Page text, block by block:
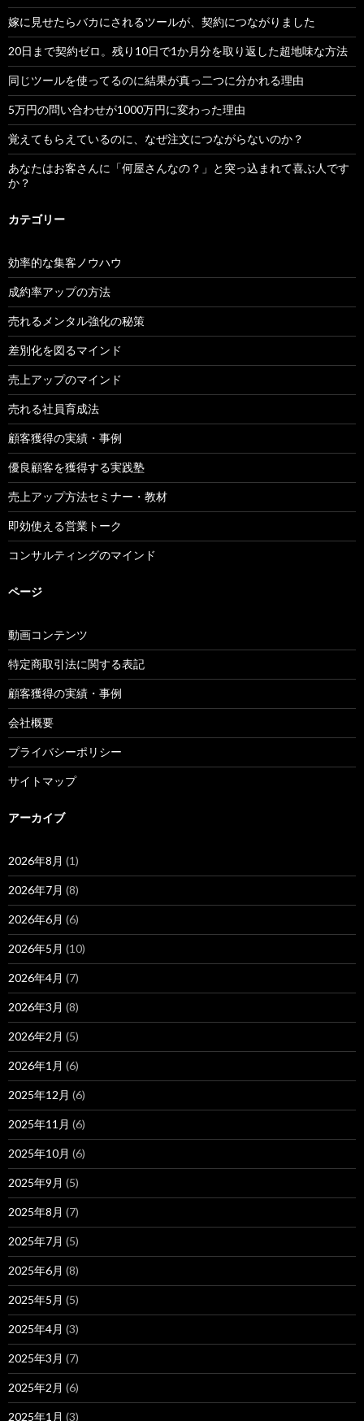
嫁に見せたらバカにされるツールが、契約につながりました
20日まで契約ゼロ。残り10日で1か月分を取り返した超地味な方法
同じツールを使ってるのに結果が真っ二つに分かれる理由
5万円の問い合わせが1000万円に変わった理由
覚えてもらえているのに、なぜ注文につながらないのか？
あなたはお客さんに「何屋さんなの？」と突っ込まれて喜ぶ人です
か？
カテゴリー
効率的な集客ノウハウ
成約率アップの方法
売れるメンタル強化の秘策
差別化を図るマインド
売上アップのマインド
売れる社員育成法
顧客獲得の実績・事例
優良顧客を獲得する実践塾
売上アップ方法セミナー・教材
即効使える営業トーク
コンサルティングのマインド
ページ
動画コンテンツ
特定商取引法に関する表記
顧客獲得の実績・事例
会社概要
プライバシーポリシー
サイトマップ
アーカイブ
2026年8月 (1)
2026年7月 (8)
2026年6月 (6)
2026年5月 (10)
2026年4月 (7)
2026年3月 (8)
2026年2月 (5)
2026年1月 (6)
2025年12月 (6)
2025年11月 (6)
2025年10月 (6)
2025年9月 (5)
2025年8月 (7)
2025年7月 (5)
2025年6月 (8)
2025年5月 (5)
2025年4月 (3)
2025年3月 (7)
2025年2月 (6)
2025年1月 (3)